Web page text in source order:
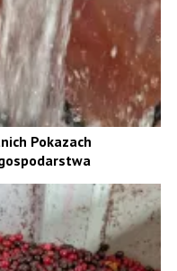
Pokazach